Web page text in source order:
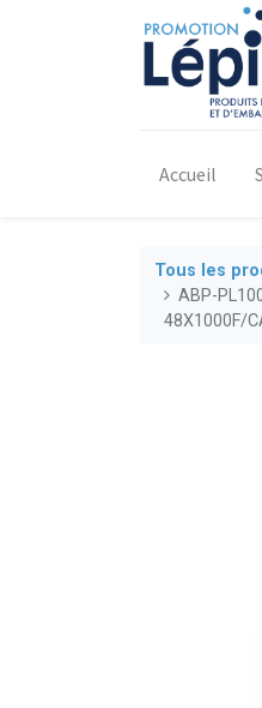
Accueil
Tous les
ABP-
48X1000F/